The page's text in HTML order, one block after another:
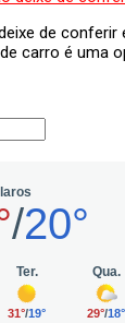
de
carro é uma